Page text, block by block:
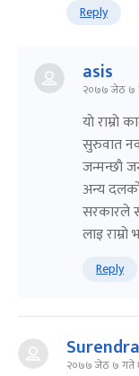
Reply
asis
२०७७ जेठ ७
याे राम्राे
सुरुवात
जन्मन्छाै
अन्य दलकाे
सरकारले
लाइ राम्राे
Reply
Surendra
२०७७ जेठ ७ गते